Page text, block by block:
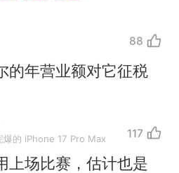
88
的年营业额对它征税
爆的 iPhone 17 Pro Max 117
上场比赛，估计也是